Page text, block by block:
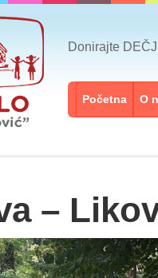
Donirajte
Početna O
–